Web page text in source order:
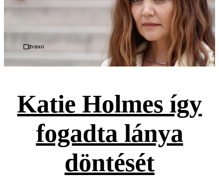
Videó
Katie Holmes így
fogadta lánya
döntését